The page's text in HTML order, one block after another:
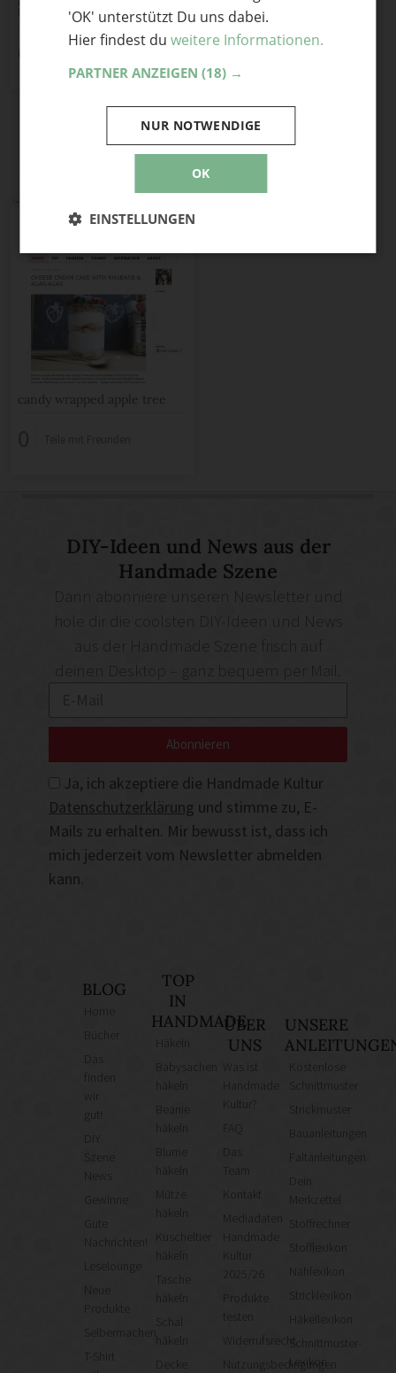
Umschläge aus selbst
Alle Webseiten von Jess:
candy wrapped apple tree
DIY-Ideen und News aus der
Handmade Szene
deinen Desktop – ganz bequem per Mail.
Ja, ich akzeptiere die Handmade Kultur
Datenschutzerklärung und stimme zu, E-
Mails zu erhalten. Mir bewusst ist, dass ich
mich jederzeit vom Newsletter abmelden
kann.
Abonnieren
BLOG
finden
gut!
News
Gute
Nachrichten!
Leselounge
Neue
Produkte
Selbermachen
T-Shirt
TOP
IN
HANDMADE
häkeln
häkeln
Mütze
häkeln
Kuscheltier
Tasche
häkeln
ÜBER
UNS
Was ist
Kultur?
Das
Team
Kontakt
Mediadaten
Kultur
2025/26
Produkte
testen
Widerrufsrecht
Nutzungsbedingungen
UNSERE
Kostenlose
Schnittmuster
Strickmuster
Bauanleitungen
Faltanleitungen
Merkzettel
Stoffrechner
Stofflexikon
Nählexikon
Stricklexikon
Häkellexikon
Schnittmuster-
Lexikon
'OK' unterstützt Du uns dabei.
Hier findest du weitere Informationen.
PARTNER ANZEIGEN (18) →
OK
NUR NOTWENDIGE
EINSTELLUNGEN